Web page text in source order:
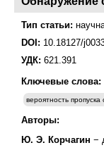
Тип статьи:
DOI: 10.18127/
УДК: 621.391
Ключевые слова:
вероятность пропуска
Авторы:
Ю. Э. Корчагин −